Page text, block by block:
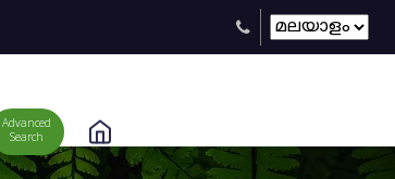
Advanced
Search